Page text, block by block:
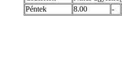
Péntek
8.00 -